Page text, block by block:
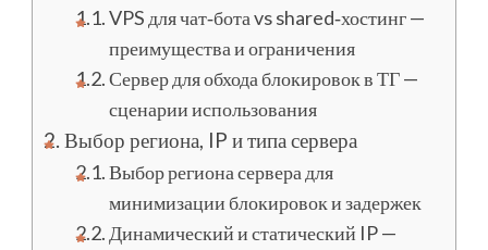
VPS для чат‑бота vs shared‑хостинг —
преимущества и ограничения
Сервер для обхода блокировок в ТГ —
сценарии использования
Выбор региона, IP и типа сервера
Выбор региона сервера для
минимизации блокировок и задержек
Динамический и статический IP —